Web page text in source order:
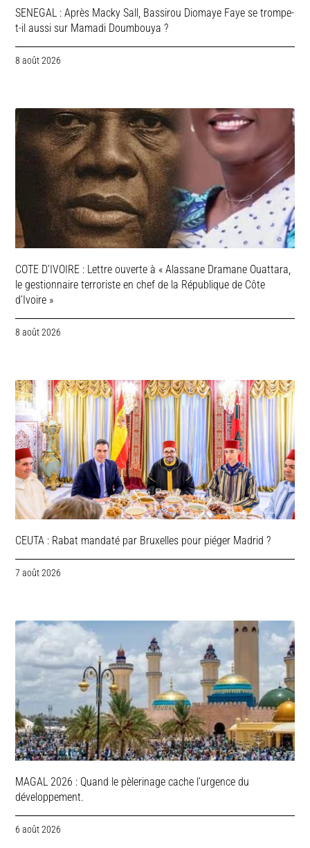
SENEGAL : Après Macky Sall, Bassirou Diomaye Faye se trompe-
t-il aussi sur Mamadi Doumbouya ?
8 août 2026
COTE D’IVOIRE : Lettre ouverte à « Alassane Dramane Ouattara,
le gestionnaire terroriste en chef de la République de Côte
d’Ivoire »
8 août 2026
CEUTA : Rabat mandaté par Bruxelles pour piéger Madrid ?
7 août 2026
MAGAL 2026 : Quand le pèlerinage cache l’urgence du
développement.
6 août 2026